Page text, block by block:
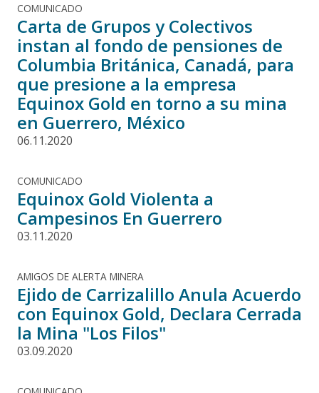
COMUNICADO
Carta de Grupos y Colectivos
instan al fondo de pensiones de
Columbia Británica, Canadá, para
que presione a la empresa
Equinox Gold en torno a su mina
en Guerrero, México
06.11.2020
COMUNICADO
Equinox Gold Violenta a
Campesinos En Guerrero
03.11.2020
AMIGOS DE ALERTA MINERA
Ejido de Carrizalillo Anula Acuerdo
con Equinox Gold, Declara Cerrada
la Mina "Los Filos"
03.09.2020